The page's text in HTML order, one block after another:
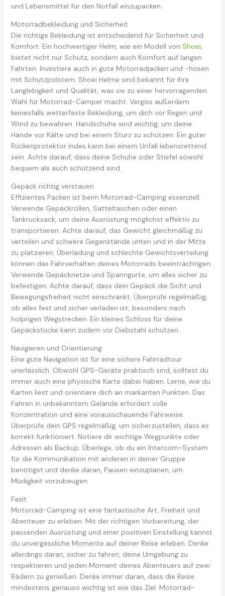
und Lebensmittel für den Notfall einzupacken.
Motorradbekleidung und Sicherheit
Die richtige Bekleidung ist entscheidend für Sicherheit und
Komfort. Ein hochwertiger Helm, wie ein Modell von Shoei,
bietet nicht nur Schutz, sondern auch Komfort auf langen
Fahrten. Investiere auch in gute Motorradjacken und -hosen
mit Schutzpolstern. Shoei Helme sind bekannt für ihre
Langlebigkeit und Qualität, was sie zu einer hervorragenden
Wahl für Motorrad-Camper macht. Vergiss außerdem
keinesfalls wetterfeste Bekleidung, um dich vor Regen und
Wind zu bewahren. Handschuhe sind wichtig, um deine
Hände vor Kälte und bei einem Sturz zu schützen. Ein guter
Rückenprotektor indes kann bei einem Unfall lebensrettend
sein. Achte darauf, dass deine Schuhe oder Stiefel sowohl
bequem als auch schützend sind.
Gepäck richtig verstauen
Effizientes Packen ist beim Motorrad-Camping essenziell.
Verwende Gepäckrollen, Satteltaschen oder einen
Tankrucksack, um deine Ausrüstung möglichst effektiv zu
transportieren. Achte darauf, das Gewicht gleichmäßig zu
verteilen und schwere Gegenstände unten und in der Mitte
zu platzieren. Überladung und schlechte Gewichtsverteilung
können das Fahrverhalten deines Motorrads beeinträchtigen.
Verwende Gepäcknetze und Spanngurte, um alles sicher zu
befestigen. Achte darauf, dass dein Gepäck die Sicht und
Bewegungsfreiheit nicht einschränkt. Überprüfe regelmäßig,
ob alles fest und sicher verladen ist, besonders nach
holprigen Wegstrecken. Ein kleines Schloss für deine
Gepäckstücke kann zudem vor Diebstahl schützen.
Navigieren und Orientierung
Eine gute Navigation ist für eine sichere Fahrradtour
unerlässlich. Obwohl GPS-Geräte praktisch sind, solltest du
immer auch eine physische Karte dabei haben. Lerne, wie du
Karten liest und orientiere dich an markanten Punkten. Das
Fahren in unbekanntem Gelände erfordert volle
Konzentration und eine vorausschauende Fahrweise.
Überprüfe dein GPS regelmäßig, um sicherzustellen, dass es
korrekt funktioniert. Notiere dir wichtige Wegpunkte oder
Adressen als Backup. Überlege, ob du ein Intercom-System
für die Kommunikation mit anderen in deiner Gruppe
benötigst und denke daran, Pausen einzuplanen, um
Müdigkeit vorzubeugen.
Fazit
Motorrad-Camping ist eine fantastische Art, Freiheit und
Abenteuer zu erleben. Mit der richtigen Vorbereitung, der
passenden Ausrüstung und einer positiven Einstellung kannst
du unvergessliche Momente auf deiner Reise erleben. Denke
allerdings daran, sicher zu fahren, deine Umgebung zu
respektieren und jeden Moment deines Abenteuers auf zwei
Rädern zu genießen. Denke immer daran, dass die Reise
mindestens genauso wichtig ist wie das Ziel. Motorrad-